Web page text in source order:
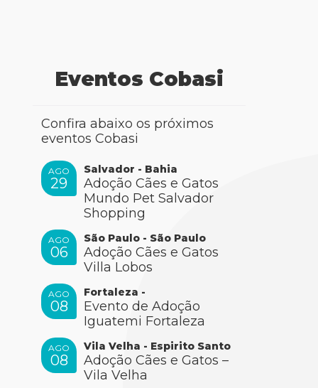
Eventos Cobasi
Confira abaixo os próximos
eventos Cobasi
AGO
29
Salvador - Bahia
Adoção Cães e Gatos
Mundo Pet Salvador
Shopping
AGO
06
São Paulo - São Paulo
Adoção Cães e Gatos
Villa Lobos
AGO
08
Fortaleza -
Evento de Adoção
Iguatemi Fortaleza
AGO
08
Vila Velha - Espirito Santo
Adoção Cães e Gatos –
Vila Velha